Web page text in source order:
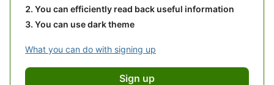
You can efficiently read back useful information
You can use dark theme
What you can do with signing up
Sign up